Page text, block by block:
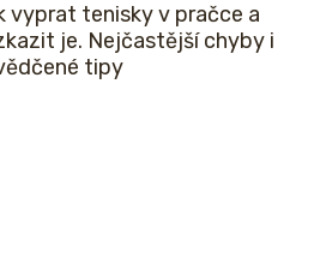
vyprat tenisky v pračce a
je. Nejčastější chyby i
tipy